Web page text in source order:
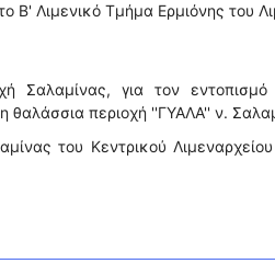
Β' Λιμενικό Τμήμα Ερμιόνης του
Σαλαμίνας, για τον
θαλάσσια περιοχή ''ΓΥΑΛΑ'' ν.
του Κεντρικού